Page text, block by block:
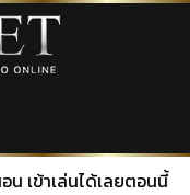
นได้เลยตอนนี้